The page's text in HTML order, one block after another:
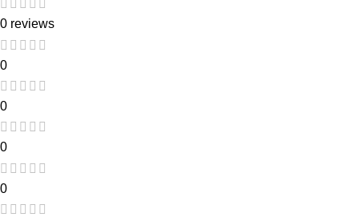
0 reviews
0
0
0
0